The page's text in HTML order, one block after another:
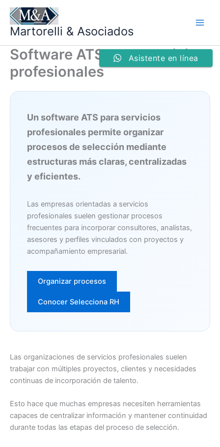
contenido
Martorelli & Asociados
Software ATS para servicios
profesionales
Un software ATS para servicios
profesionales permite organizar
procesos de selección mediante
estructuras más claras, centralizadas
y eficientes.
Las empresas orientadas a servicios
profesionales suelen gestionar procesos
frecuentes para incorporar consultores, analistas,
asesores y perfiles vinculados con proyectos y
acompañamiento empresarial.
Organizar procesos
Conocer Selecciona RH
Las organizaciones de servicios profesionales suelen
trabajar con múltiples proyectos, clientes y necesidades
continuas de incorporación de talento.
Esto hace que muchas empresas necesiten herramientas
capaces de centralizar información y mantener continuidad
durante todas las etapas del proceso de selección.
Asistente en línea